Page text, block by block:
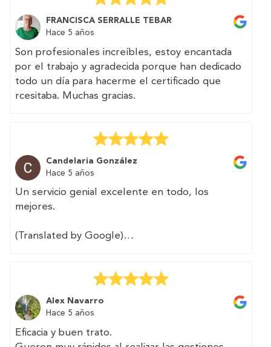
FRANCISCA SERRALLE TEBAR
Hace 5 años
Son profesionales increíbles, estoy encantada
por el trabajo y agradecida porque han dedicado
todo un día para hacerme el certificado que
rcesitaba. Muchas gracias.
Candelaria González
Hace 5 años
Un servicio genial excelente en todo, los
mejores.
(Translated by Google)
Alex Navarro
Hace 5 años
Eficacia y buen trato.